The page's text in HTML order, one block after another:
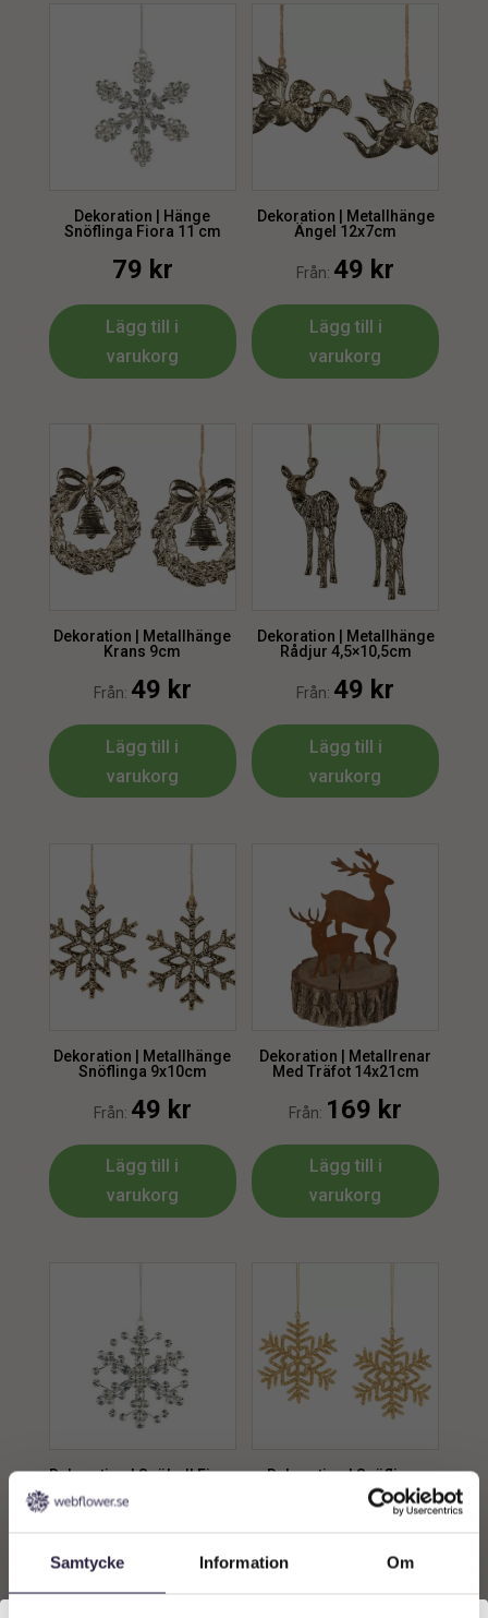
Samtycke Information Om
Dekoration | Hänge
Snöflinga Fiora 11 cm
79 kr
Lägg till i
varukorg
Dekoration | Metallhänge
Ängel 12x7cm
Från: 49 kr
Lägg till i
varukorg
Dekoration | Metallhänge
Krans 9cm
Från: 49 kr
Lägg till i
varukorg
Dekoration | Metallhänge
Rådjur 4,5×10,5cm
Från: 49 kr
Lägg till i
varukorg
Dekoration | Metallhänge
Snöflinga 9x10cm
Från: 49 kr
Lägg till i
varukorg
Dekoration | Metallrenar
Med Träfot 14x21cm
Från: 169 kr
Lägg till i
varukorg
Dekoration | Snöboll Fiora
Dekoration | Snöflinga
Bella Guld 13cm